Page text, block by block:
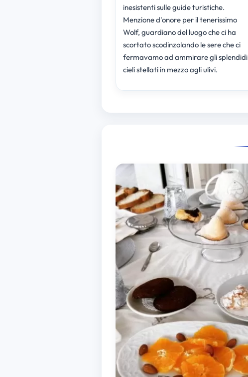
inesistenti sulle guide turistiche.
Menzione d'onore per il tenerissimo
Wolf, guardiano del luogo che ci ha
scortato scodinzolando le sere che ci
fermavamo ad ammirare gli splendidi
cieli stellati in mezzo agli ulivi.